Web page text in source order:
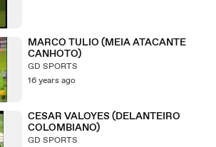
MARCO TULIO (MEIA ATACANTE
CANHOTO)
GD SPORTS
16 years ago
CESAR VALOYES (DELANTEIRO
COLOMBIANO)
GD SPORTS